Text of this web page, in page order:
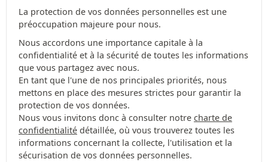
La protection de vos données personnelles est une
préoccupation majeure pour nous.
Nous accordons une importance capitale à la
confidentialité et à la sécurité de toutes les informations
que vous partagez avec nous.
En tant que l'une de nos principales priorités, nous
mettons en place des mesures strictes pour garantir la
protection de vos données.
Nous vous invitons donc à consulter notre charte de
confidentialité détaillée, où vous trouverez toutes les
informations concernant la collecte, l'utilisation et la
sécurisation de vos données personnelles.